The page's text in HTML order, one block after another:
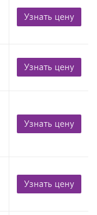
Узнать цену
Узнать цену
Узнать цену
Узнать цену